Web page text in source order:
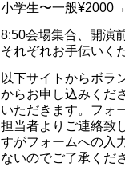
小学生〜一般
8:50会場集合、開演
それぞれお手伝いく
以下サイトからボラ
からお申し込みくだ
いただきます。フォ
担当者よりご連絡致
すがフォームへの入
ないのでご了承くだ